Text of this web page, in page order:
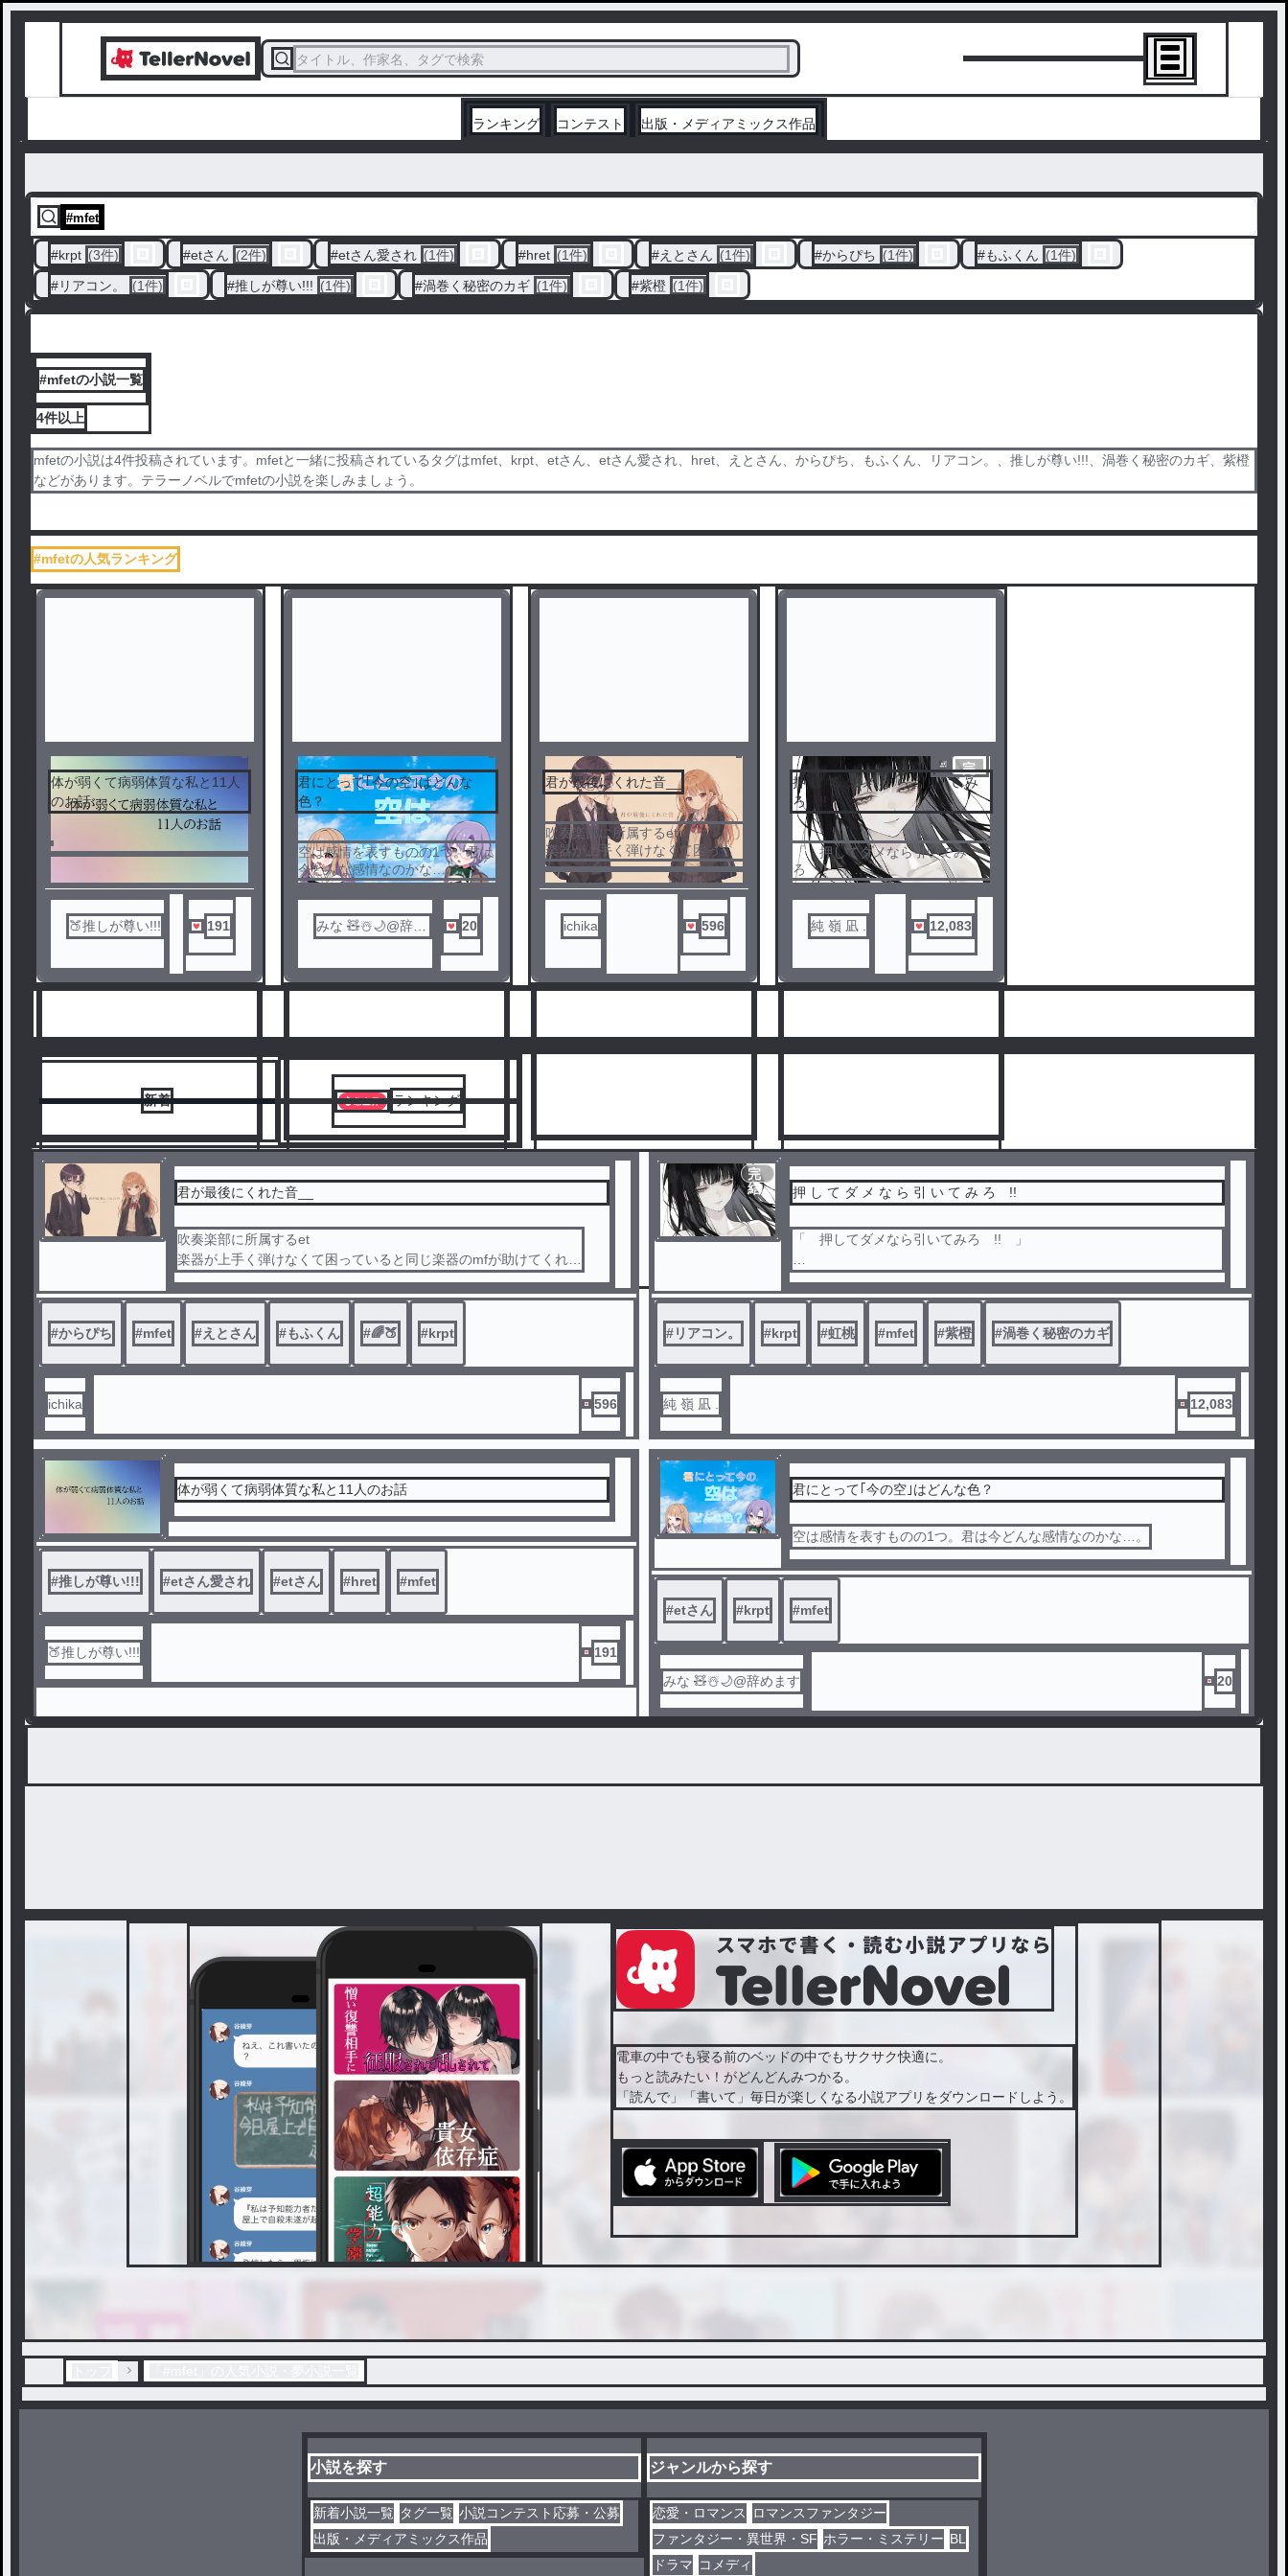
タイトル、作家名、タグで検索
ランキング コンテスト 出版・メディアミックス作品
#mfet
#krpt (3件) #etさん (2件) #etさん愛され (1件) #hret (1件) #えとさん (1件) #からぴち (1件) #もふくん (1件)
#リアコン。 (1件) #推しが尊い!!! (1件) #渦巻く秘密のカギ (1件) #紫橙 (1件)
#mfetの小説一覧
4件以上
mfetの小説は4件投稿されています。mfetと一緒に投稿されているタグはmfet、krpt、etさん、etさん愛され、hret、えとさん、からぴち、もふくん、リアコン。、推しが尊い!!!、渦巻く秘密のカギ、紫橙
などがあります。テラーノベルでmfetの小説を楽しみましょう。
#mfetの人気ランキング
体が弱くて病弱体質な私と11人
のお話
🍑推しが尊い!!! 191
君にとって｢今の空｣はどんな
色？
空は感情を表すものの1つ。君は
今どんな感情なのかな…。
みな 🧸☃️🌙@辞め
20
2
君が最後にくれた音__
吹奏楽部に所属するet
楽器が上手く弾けなくて困って
いると同じ楽器のmfが助けてく
れた
2人は徐々に距離が近くなるが
とある出来事を通して__
ichika 596
3
完
結
押 し て ダ メ な ら 引 い て み
ろ !!
「 押してダメなら引いてみ
ろ !! 」
その言葉を信じ 、 この行動を
取ってみることにした 橙 。
これで 紫 に効果があります
ように …… そう願って実
行した 。
純 嶺 凪 . 12,083
4
新着 ランキング
君が最後にくれた音__
吹奏楽部に所属するet
楽器が上手く弾けなくて困っていると同じ楽器のmfが助けてくれた
2人は徐々に距離が近くなるが
とある出来事を通して__
#からぴち #mfet #えとさん #もふくん #🌈🍑 #krpt
ichika 596
完
結
押 し て ダ メ な ら 引 い て み ろ !!
「 押してダメなら引いてみろ !! 」
その言葉を信じ 、 この行動を取ってみることにした 橙 。
これで 紫 に効果がありますように …… そう願って実行した
。
だが ､ 効果がありすぎたようで ＿ ?
※ パクリなどは一切していません !!
#リアコン。 #krpt #虹桃 #mfet #紫橙 #渦巻く秘密のカギ
純 嶺 凪 . 12,083
体が弱くて病弱体質な私と11人のお話
#推しが尊い!!! #etさん愛され #etさん #hret #mfet
🍑推しが尊い!!! 191
君にとって｢今の空｣はどんな色？
空は感情を表すものの1つ。君は今どんな感情なのかな…。
#etさん #krpt #mfet
みな 🧸☃️🌙@辞めます 20
電車の中でも寝る前のベッドの中でもサクサク快適に。
もっと読みたい！がどんどんみつかる。
「読んで」「書いて」毎日が楽しくなる小説アプリをダウンロードしよう。
小説を探す
新着小説一覧 タグ一覧 小説コンテスト応募・公募
出版・メディアミックス作品
ジャンルから探す
恋愛・ロマンス
ロマンスファンタジー
ファンタジー・異世界・SF ホラー・ミステリー BL
ドラマ コメディ